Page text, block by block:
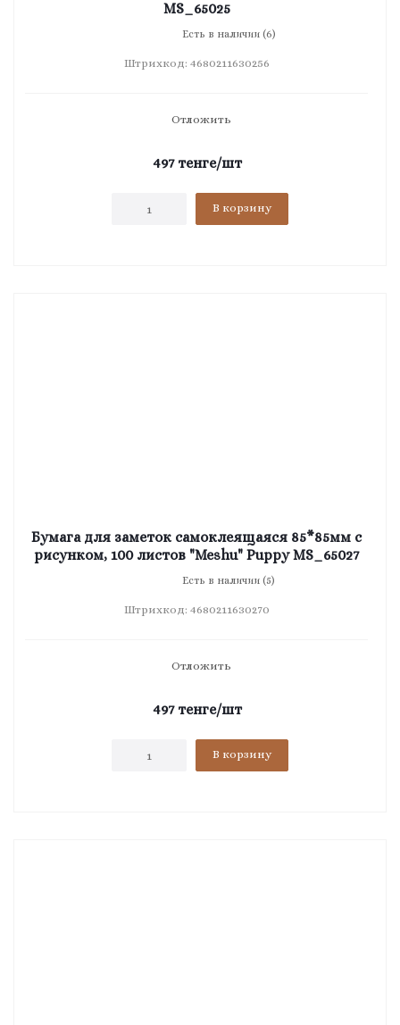
MS_65025
Есть в наличии (6)
Штрихкод: 4680211630256
Отложить
497тенге/шт
В корзину
Бумага для заметок самоклеящаяся 85*85мм с
рисунком, 100 листов "Meshu" Puppy MS_65027
Есть в наличии (5)
Штрихкод: 4680211630270
Отложить
497тенге/шт
В корзину